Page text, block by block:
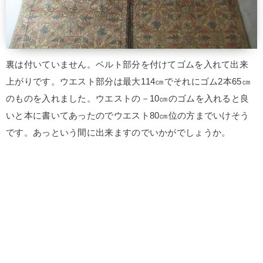
裏は付いていません。ベルト部分を付けてゴムを入れて出来
上がりです。ウエスト部分は最大114㎝でそれにゴム2本65㎝
のものを入れました。ウエストの－10㎝のゴムを入れると良
いと本に書いてあったのでウエスト80㎝位の方までいけそう
です。あっという間に出来ますのでいかがでしょうか。